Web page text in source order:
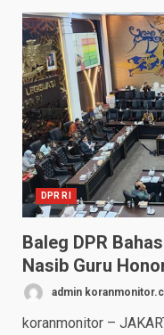
DPR RI
Baleg DPR
Nasib Guru
admin
koranmonitor –